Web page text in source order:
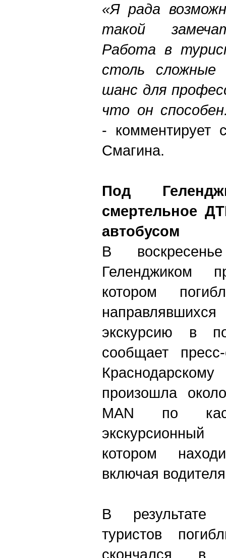
«Я рада
такой
Работа в
столь сложные
шанс для
что он
- комментирует
Смагина.
Под
смертельное
автобусом
В
Геленджиком
котором
экскурсию в
сообщает
произошла
MAN по
котором
включая
В результате
туристов
скончался в